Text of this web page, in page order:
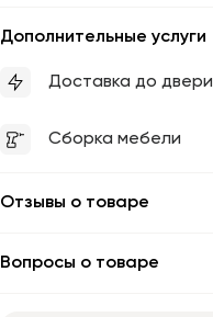
Дополнительные услуги
Доставка до двери
Сборка мебели
Отзывы о товаре
Вопросы о товаре